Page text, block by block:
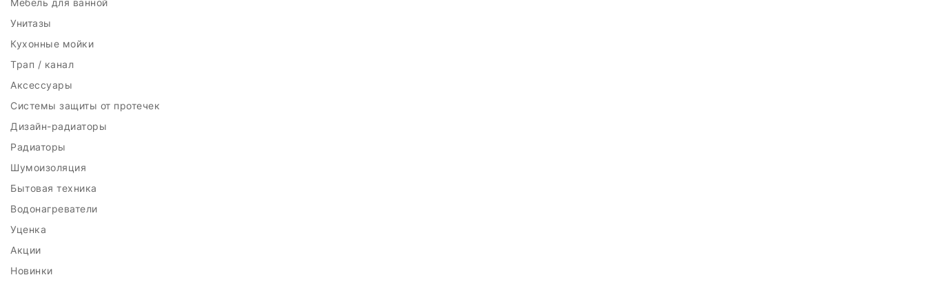
Мебель для ванной
Унитазы
Кухонные мойки
Трап / канал
Аксессуары
Системы защиты от протечек
Дизайн-радиаторы
Радиаторы
Шумоизоляция
Бытовая техника
Водонагреватели
Уценка
Акции
Новинки